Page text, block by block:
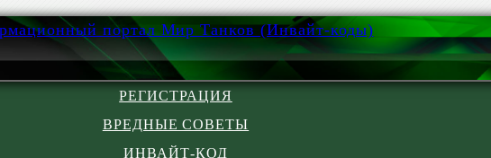
РЕГИСТРАЦИЯ
ВРЕДНЫЕ СОВЕТЫ
ИНВАЙТ-КОД